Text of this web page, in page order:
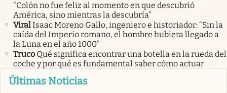
“Colón no fue feliz al momento en que descubrió
América, sino mientras la descubría”
ViralIsaac Moreno Gallo, ingeniero e historiador: “Sin la
caída del Imperio romano, el hombre hubiera llegado a
la Luna en el año 1000”
Truco Qué significa encontrar una botella en la rueda del
coche y por qué es fundamental saber cómo actuar
Últimas Noticias